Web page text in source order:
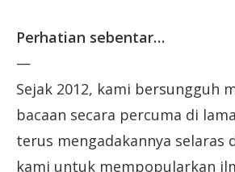
Perhatian sebentar…
—
Sejak 2012, kami bersungguh
bacaan secara percuma di
terus mengadakannya selaras
kami untuk mempopularkan